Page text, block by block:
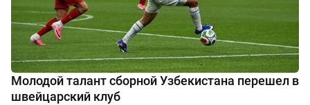
Молодой талант сборной Узбекистана перешел в
швейцарский клуб